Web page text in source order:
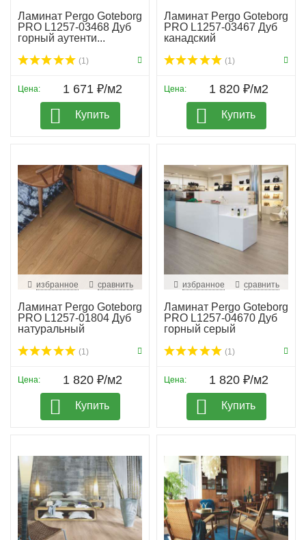
Ламинат Pergo Goteborg
PRO L1257-03468 Дуб
горный аутенти...
(1)
Цена: 1 671 ₽/м2
Купить
Ламинат Pergo Goteborg
PRO L1257-03467 Дуб
канадский
(1)
Цена: 1 820 ₽/м2
Купить
избранное сравнить
Ламинат Pergo Goteborg
PRO L1257-01804 Дуб
натуральный
(1)
Цена: 1 820 ₽/м2
Купить
избранное сравнить
Ламинат Pergo Goteborg
PRO L1257-04670 Дуб
горный серый
(1)
Цена: 1 820 ₽/м2
Купить